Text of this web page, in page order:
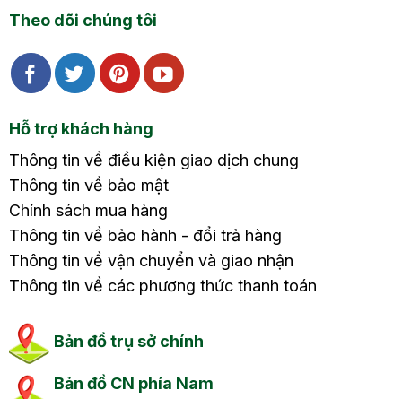
Theo dõi chúng tôi
Hỗ trợ khách hàng
Thông tin về điều kiện giao dịch chung
Thông tin về bảo mật
Chính sách mua hàng
Thông tin về bảo hành - đổi trả hàng
Thông tin về vận chuyển và giao nhận
Thông tin về các phương thức thanh toán
Bản đồ trụ sở chính
Bản đồ CN phía Nam